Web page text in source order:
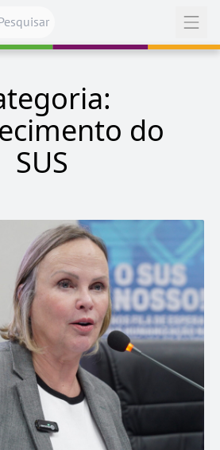
Abrir
do
SUS